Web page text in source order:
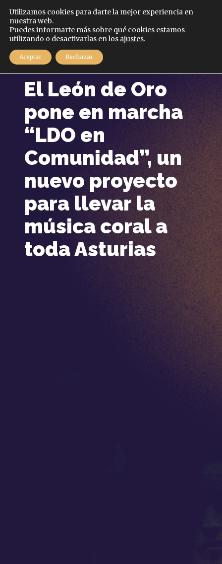
MENÚ
El León de Oro
pone en marcha
“LDO en
Comunidad”, un
nuevo proyecto
para llevar la
música coral a
toda Asturias
Español
Utilizamos cookies para darte la mejor experiencia en
nuestra web.
Puedes informarte más sobre qué cookies estamos
utilizando o desactivarlas en los ajustes.
Aceptar Rechazar